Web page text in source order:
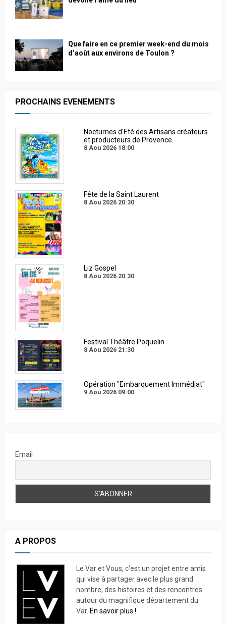
Que faire en ce premier week-end du mois
d’août aux environs de Toulon ?
PROCHAINS EVENEMENTS
Nocturnes d'Eté des Artisans créateurs
et producteurs de Provence
8 Aou 2026 18:00
Fête de la Saint Laurent
8 Aou 2026 20:30
Liz Gospel
8 Aou 2026 20:30
Festival Théâtre Poquelin
8 Aou 2026 21:30
Opération "Embarquement Immédiat"
9 Aou 2026 09:00
Email
A PROPOS
Le Var et Vous, c’est un projet entre amis
qui vise à partager avec le plus grand
nombre, des histoires et des rencontres
autour du magnifique département du
Var. En savoir plus !